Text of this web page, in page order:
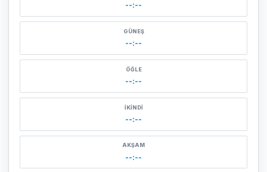
--:--
GÜNEŞ
--:--
ÖĞLE
--:--
İKINDI
--:--
AKŞAM
--:--